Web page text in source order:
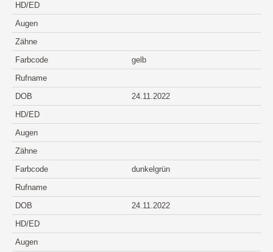
HD/ED
Augen
Zähne
Farbcode
gelb
Rufname
DOB
24.11.2022
HD/ED
Augen
Zähne
Farbcode
dunkelgrün
Rufname
DOB
24.11.2022
HD/ED
Augen